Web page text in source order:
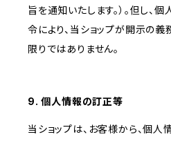
旨を通知いたします。）。但し、
令により、当ショップが開示の
限りではありません。
9. 個人情報の訂正等
当ショップは、お客様から、個